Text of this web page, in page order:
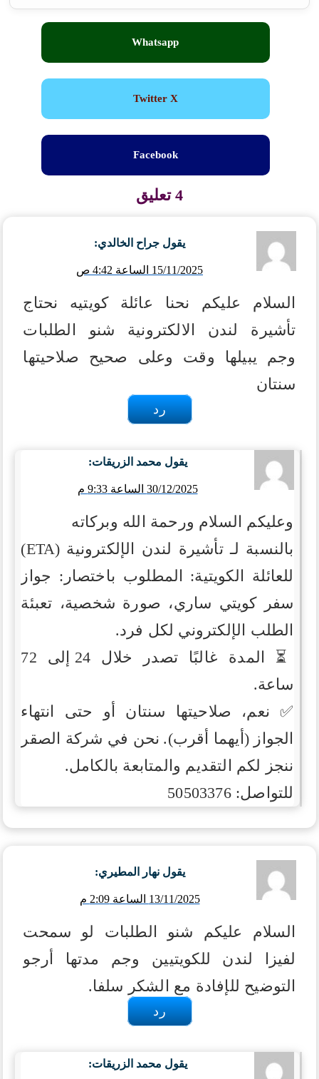
Whatsapp
Twitter X
Facebook
4 تعليق
يقول جراح الخالدي:
15/11/2025 الساعة 4:42 ص
السلام عليكم نحنا عائلة كويتيه نحتاج
تأشيرة لندن الالكترونية شنو الطلبات
وجم يبيلها وقت وعلى صحيح صلاحيتها
سنتان
رد
يقول محمد الزريقات:
30/12/2025 الساعة 9:33 م
وعليكم السلام ورحمة الله وبركاته
بالنسبة لـ تأشيرة لندن الإلكترونية (ETA)
للعائلة الكويتية:
المطلوب باختصار: جواز
سفر كويتي ساري، صورة شخصية، تعبئة
الطلب الإلكتروني لكل فرد.
⏳ المدة غالبًا تصدر خلال 24 إلى 72
ساعة.
✅ نعم، صلاحيتها سنتان أو حتى انتهاء
الجواز (أيهما أقرب). نحن في شركة الصقر
ننجز لكم التقديم والمتابعة بالكامل.
للتواصل: 50503376
يقول نهار المطيري:
13/11/2025 الساعة 2:09 م
السلام عليكم شنو الطلبات لو سمحت
لفيزا لندن للكويتيين وجم مدتها أرجو
التوضيح للإفادة مع الشكر سلفا.
رد
يقول محمد الزريقات: